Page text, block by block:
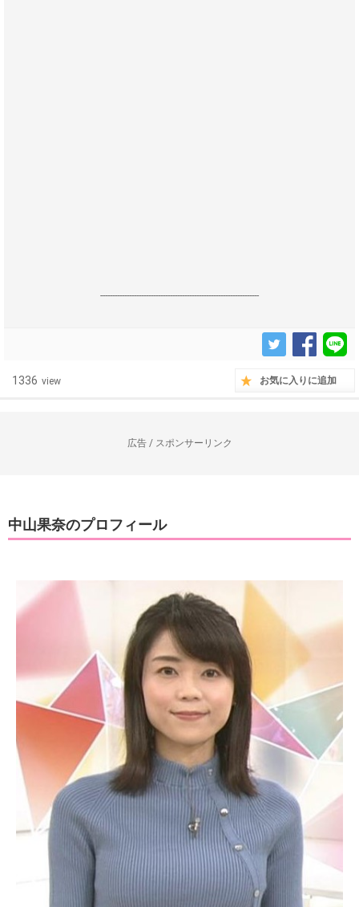
------------------------------------------------------------------
1336 view お気に入りに追加
広告 / スポンサーリンク
中山果奈のプロフィール